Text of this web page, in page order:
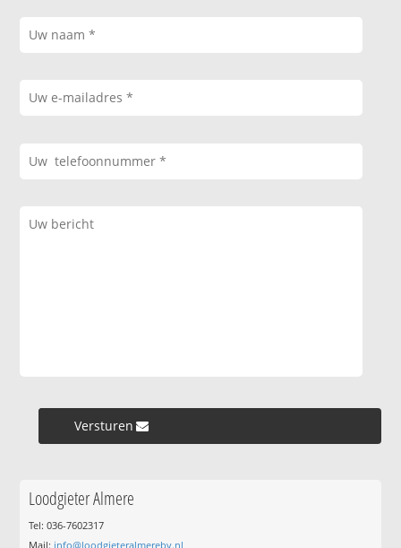
Versturen »
Loodgieter Almere
Tel: 036-7602317
Mail: info@loodgieteralmerebv.nl